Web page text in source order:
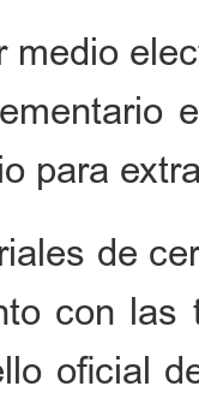
medio
para
de
con
oficial